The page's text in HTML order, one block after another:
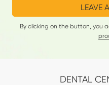
LEAVE
By clicking on the button, you
DENTAL